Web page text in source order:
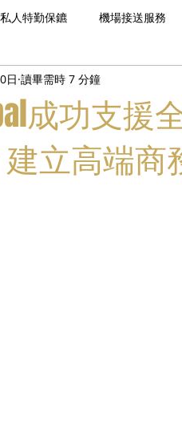
私人特勤保鑣 機場接送服務
機 活動禮賓接待
成功支
立高端商
日 讀畢需時 7 分鐘